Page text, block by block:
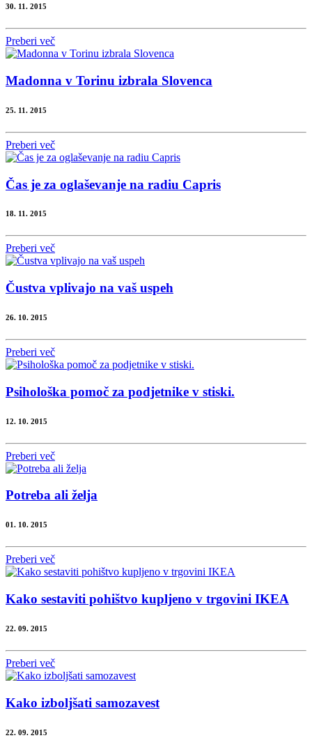
30. 11. 2015
Preberi več
Madonna v Torinu izbrala Slovenca
25. 11. 2015
Preberi več
Čas je za oglaševanje na radiu Capris
18. 11. 2015
Preberi več
Čustva vplivajo na vaš uspeh
26. 10. 2015
Preberi več
Psihološka pomoč za podjetnike v stiski.
12. 10. 2015
Preberi več
Potreba ali želja
01. 10. 2015
Preberi več
Kako sestaviti pohištvo kupljeno v trgovini IKEA
22. 09. 2015
Preberi več
Kako izboljšati samozavest
22. 09. 2015